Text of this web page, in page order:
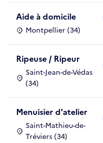
Aide à domicile
Montpellier (34)
Ripeuse / Ripeur
Saint-Jean-de-Védas
(34)
Menuisier d'atelier
Saint-Mathieu-de-
Tréviers (34)